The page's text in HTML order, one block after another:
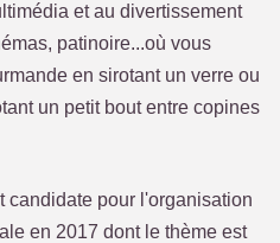
et au divertissement
patinoire...où vous
en sirotant un verre ou
un petit bout entre copines
candidate pour l'organisation
en 2017 dont le thème est